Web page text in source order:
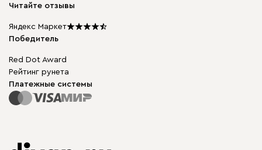
Подарочные сертификаты
Мы в прессе
Столы и стулья
Читайте отзывы
Яндекс Маркет
Победитель
Red Dot Award
Рейтинг рунета
Платежные системы